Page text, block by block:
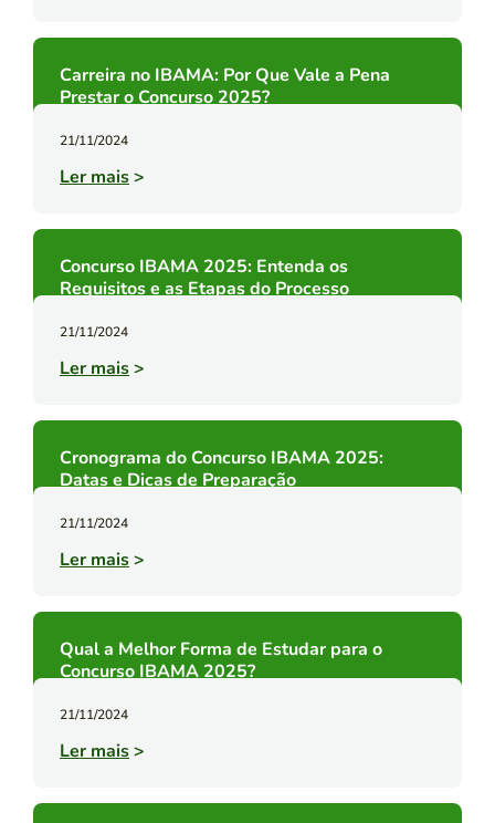
Carreira no IBAMA: Por Que Vale a Pena
Prestar o Concurso 2025?
21/11/2024
Ler mais>
Concurso IBAMA 2025: Entenda os
Requisitos e as Etapas do Processo
21/11/2024
Ler mais>
Cronograma do Concurso IBAMA 2025:
Datas e Dicas de Preparação
21/11/2024
Ler mais>
Qual a Melhor Forma de Estudar para o
Concurso IBAMA 2025?
21/11/2024
Ler mais>